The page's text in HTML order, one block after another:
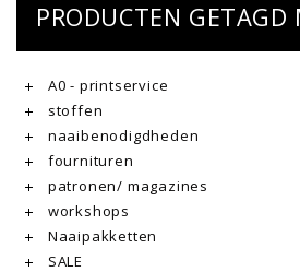
PRODUCTEN GETAGD
A0 - printservice
stoffen
naaibenodigdheden
fournituren
patronen/ magazines
workshops
Naaipakketten
SALE